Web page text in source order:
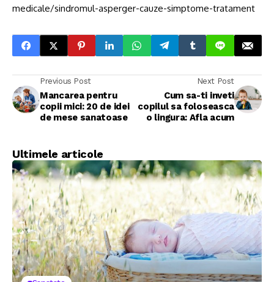
medicale/sindromul-asperger-cauze-simptome-tratament
Previous Post
Mancarea pentru
copii mici: 20 de idei
de mese sanatoase
Next Post
Cum sa-ti inveti
copilul sa foloseasca
o lingura: Afla acum
Ultimele articole